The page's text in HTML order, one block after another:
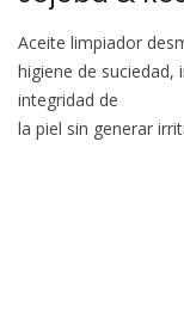
Aceite limpiador
higiene de suciedad,
integridad de
la piel sin generar